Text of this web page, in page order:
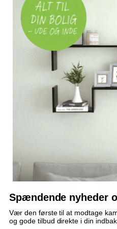
Dørmåtte - sort 90 ×
skridsikker PVC-
(366)
424,- 309,-
Tv-
ALTERNATIVE VARER
Spændende nyheder
Vær den første til at modtage
og gode tilbud direkte i din